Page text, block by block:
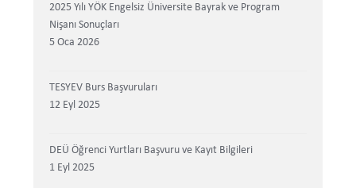
2025 Yılı YÖK Engelsiz Üniversite Bayrak ve Program
Nişanı Sonuçları
5 Oca 2026
TESYEV Burs Başvuruları
12 Eyl 2025
DEÜ Öğrenci Yurtları Başvuru ve Kayıt Bilgileri
1 Eyl 2025